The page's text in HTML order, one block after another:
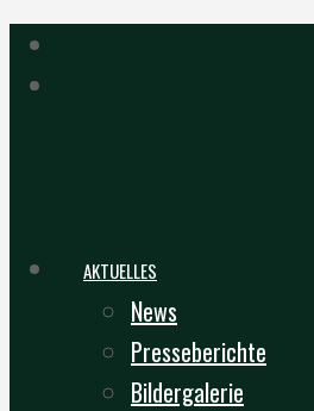
AKTUELLES
News
Presseberichte
Bildergalerie